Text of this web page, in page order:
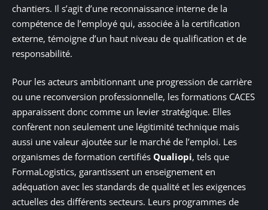
chantiers. Il s’agit d’une reconnaissance interne de la
compétence de l’employé qui, associée à la certification
externe, témoigne d’un haut niveau de qualification et de
responsabilité.
Pour les acteurs ambitionnant une progression de carrière
ou une reconversion professionnelle, les formations CACES
apparaissent donc comme un levier stratégique. Elles
confèrent non seulement une légitimité technique mais
aussi une valeur ajoutée sur le marché de l’emploi. Les
organismes de formation certifiés Qualiopi, tels que
FormaLogistics, garantissent un enseignement en
adéquation avec les standards de qualité et les exigences
actuelles des différents secteurs. Leurs programmes de